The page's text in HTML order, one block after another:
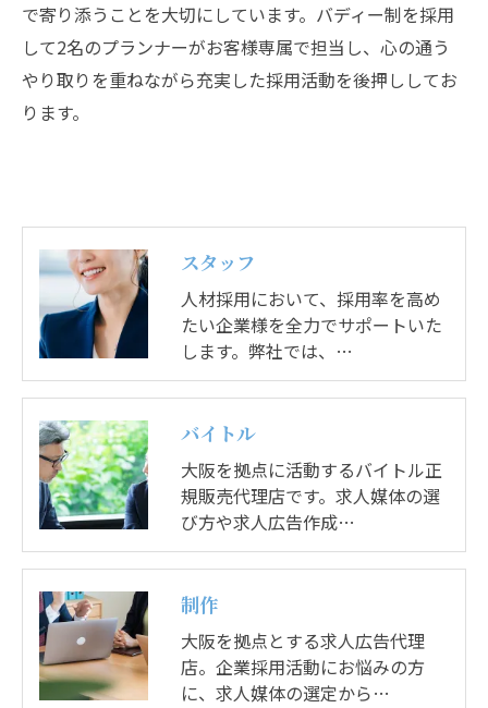
で寄り添うことを大切にしています。バディー制を採用
して2名のプランナーがお客様専属で担当し、心の通う
やり取りを重ねながら充実した採用活動を後押ししてお
ります。
スタッフ
人材採用において、採用率を高め
たい企業様を全力でサポートいた
します。弊社では、…
バイトル
大阪を拠点に活動するバイトル正
規販売代理店です。求人媒体の選
び方や求人広告作成…
制作
大阪を拠点とする求人広告代理
店。企業採用活動にお悩みの方
に、求人媒体の選定から…